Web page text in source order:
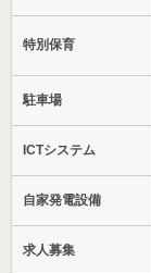
特別保育
駐車場
ICTシステム
自家発電設備
求人募集